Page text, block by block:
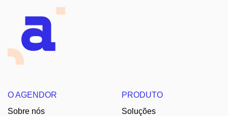
O AGENDOR
Sobre nós
PRODUTO
Soluções